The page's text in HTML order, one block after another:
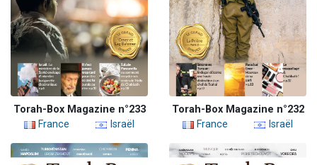
Torah-Box Magazine n°233
France
Israël
Torah-Box Magazine n°232
France
Israël